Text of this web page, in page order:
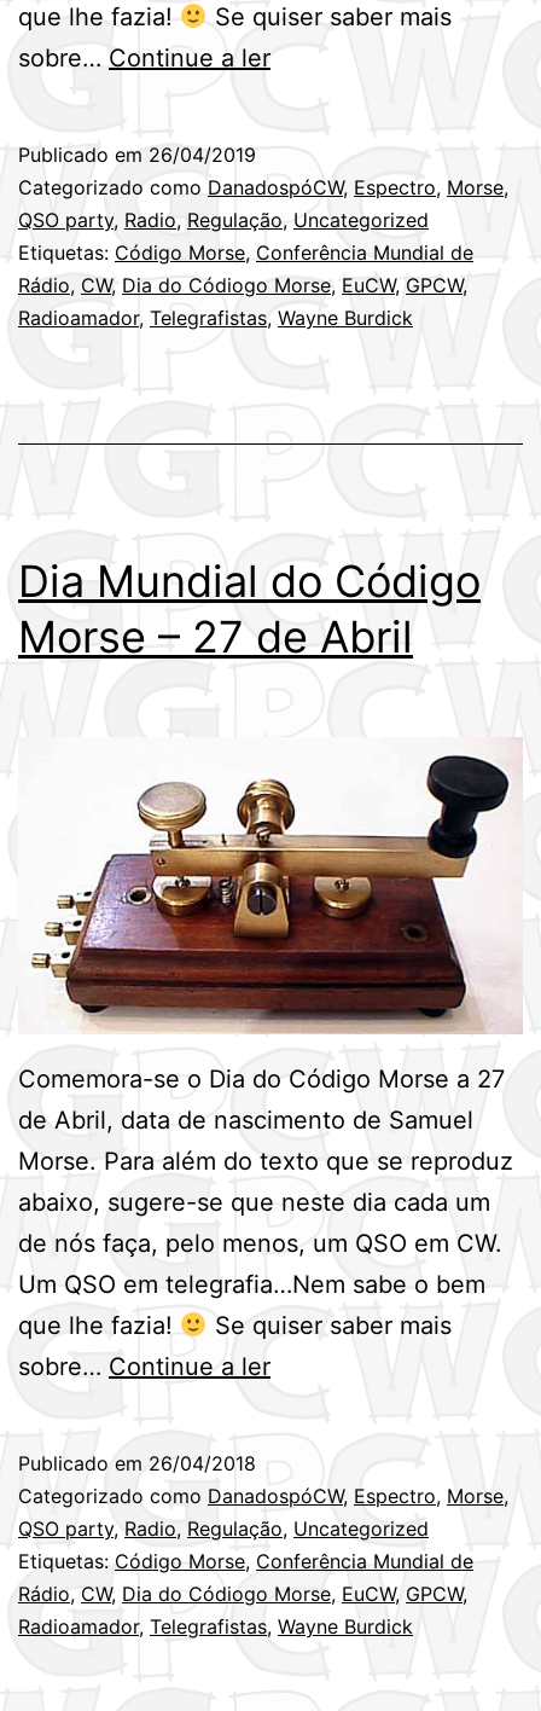
que lhe fazia!
Se quiser saber mais
sobre… Continue a lerDia
Código
Morse
–
27
Publicado em 26/04/2019
Categorizado como DanadospóCW, Espectro, Morse,
QSO party, Radio, Regulação, Uncategorized
Etiquetas: Código Morse, Conferência Mundial de
Rádio, CW, Dia do Códiogo Morse, EuCW, GPCW,
Radioamador, Telegrafistas, Wayne Burdick
Dia Mundial do Código
Morse – 27 de Abril
Comemora-se o Dia do Código Morse a 27
de Abril, data de nascimento de Samuel
Morse. Para além do texto que se reproduz
abaixo, sugere-se que neste dia cada um
de nós faça, pelo menos, um QSO em CW.
Um QSO em telegrafia…Nem sabe o bem
que lhe fazia!
Se quiser saber mais
sobre… Continue a lerDia
Código
Morse
–
27
Publicado em 26/04/2018
Categorizado como DanadospóCW, Espectro, Morse,
QSO party, Radio, Regulação, Uncategorized
Etiquetas: Código Morse, Conferência Mundial de
Rádio, CW, Dia do Códiogo Morse, EuCW, GPCW,
Radioamador, Telegrafistas, Wayne Burdick